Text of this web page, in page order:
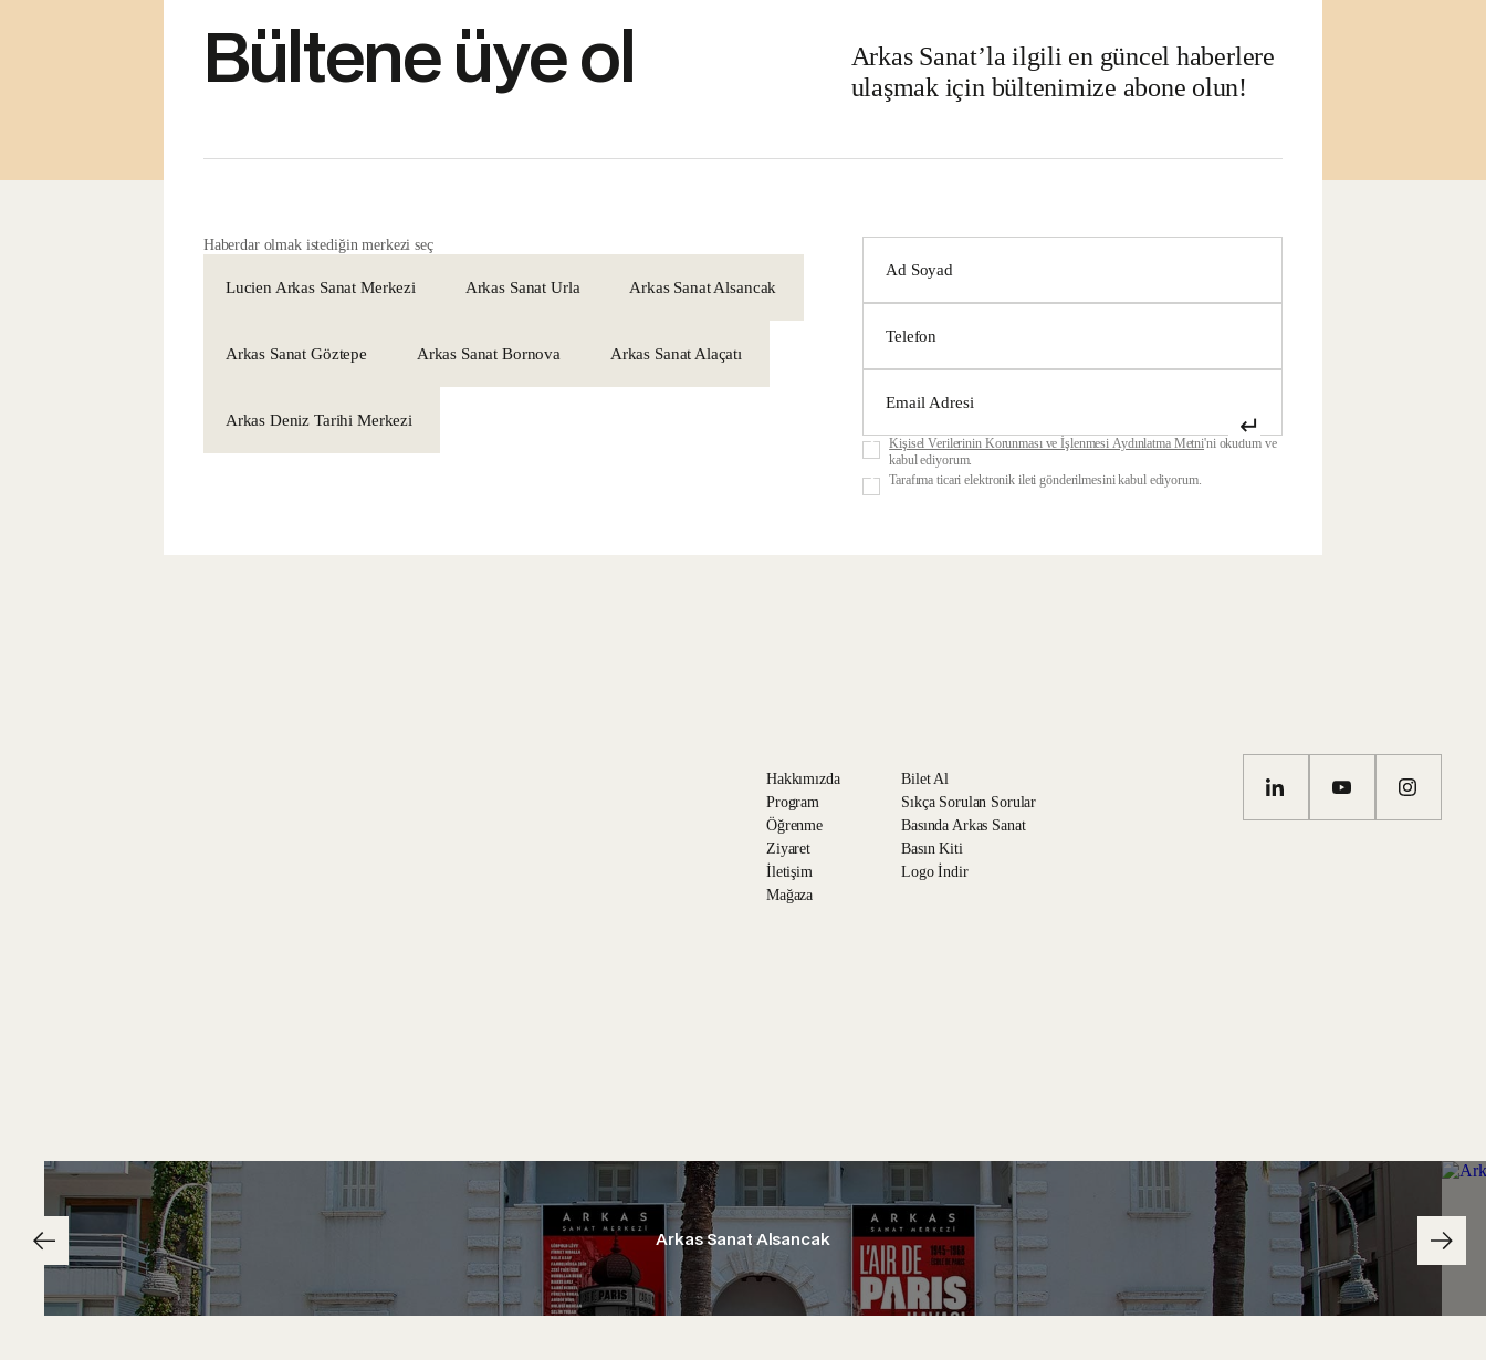
Bültene üye ol
Arkas Sanat’la ilgili en güncel haberlere
ulaşmak için bültenimize abone olun!
Haberdar olmak istediğin merkezi seç
Lucien Arkas Sanat Merkezi Arkas Sanat Urla Arkas Sanat Alsancak
Arkas Sanat Göztepe Arkas Sanat Bornova Arkas Sanat Alaçatı
Arkas Deniz Tarihi Merkezi
Kişisel Verilerinin Korunması ve İşlenmesi Aydınlatma Metni'ni okudum ve
kabul ediyorum.
Tarafıma ticari elektronik ileti gönderilmesini kabul ediyorum.
↵
Hakkımızda
Program
Öğrenme
Ziyaret
İletişim
Mağaza
Bilet Al
Sıkça Sorulan Sorular
Basında Arkas Sanat
Basın Kiti
Logo İndir
Arkas Sanat Alsancak